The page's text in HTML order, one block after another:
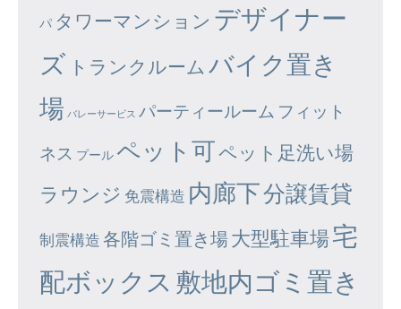
パ タワーマンション デザイナー
ズ トランクルーム バイク置き
場 バレーサービス パーティールーム フィット
ネス プール ペット可ペット足洗い場
ラウンジ 免震構造 内廊下分譲賃貸
制震構造 各階ゴミ置き場大型駐車場宅
配ボックス 敷地内ゴミ置き